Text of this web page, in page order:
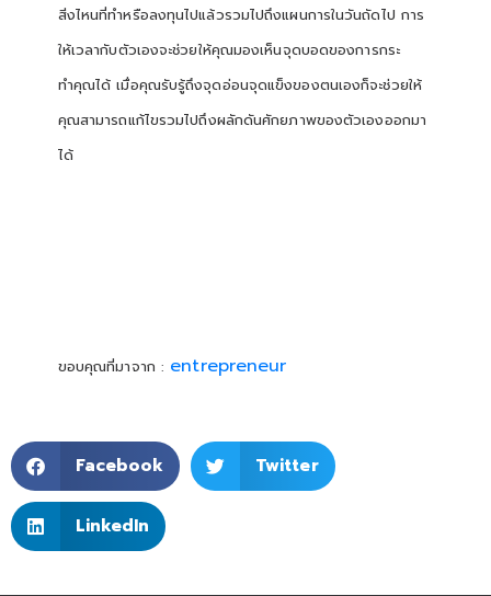
สิ่งไหนที่ทำหรือลงทุนไปแล้วรวมไปถึงแผนการในวันถัดไป การ
ให้เวลากับตัวเองจะช่วยให้คุณมองเห็นจุดบอดของการกระ
ทำคุณได้ เมื่อคุณรับรู้ถึงจุดอ่อนจุดแข็งของตนเองก็จะช่วยให้
คุณสามารถแก้ไขรวมไปถึงผลักดันศักยภาพของตัวเองออกมา
ได้
ขอบคุณที่มาจาก : entrepreneur
Facebook Twitter
LinkedIn